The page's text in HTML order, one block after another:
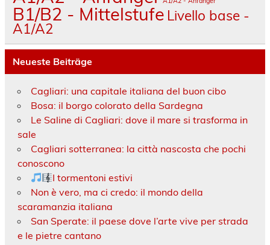
B1/B2 - Mittelstufe Livello base -
A1/A2
Neueste Beiträge
Cagliari: una capitale italiana del buon cibo
Bosa: il borgo colorato della Sardegna
Le Saline di Cagliari: dove il mare si trasforma in
sale
Cagliari sotterranea: la città nascosta che pochi
conoscono
I tormentoni estivi
Non è vero, ma ci credo: il mondo della
scaramanzia italiana
San Sperate: il paese dove l’arte vive per strada
e le pietre cantano